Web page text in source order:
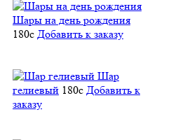
Шары на день рождения
180c Добавить к заказу
Шар
гелиевый 180c Добавить к
заказу